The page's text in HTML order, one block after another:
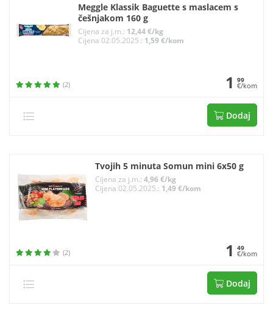
Meggle Klassik Baguette s maslacem s
češnjakom 160 g
Cijena za j.m.: 12,44 €/kg
Cijena 02.05.2025.: 1,59 €/kom
(2) 1 99
€/kom
Dodaj
Tvojih 5 minuta Somun mini 6x50 g
Cijena za j.m.: 4,96 €/kg
Cijena 02.05.2025.: 1,49 €/kom
(2) 1 49
€/kom
Dodaj